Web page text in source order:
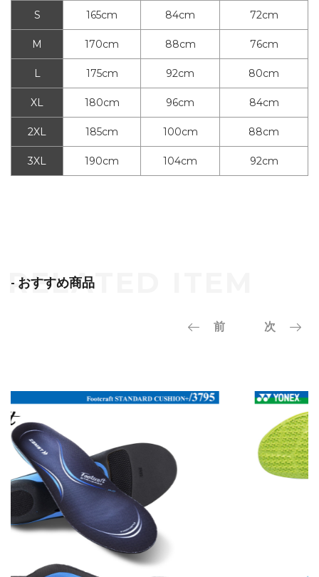
S 165cm 84cm 72cm
M 170cm 88cm 76cm
L 175cm 92cm 80cm
XL 180cm 96cm 84cm
2XL 185cm 100cm 88cm
3XL 190cm 104cm 92cm
- おすすめ商品
前 次